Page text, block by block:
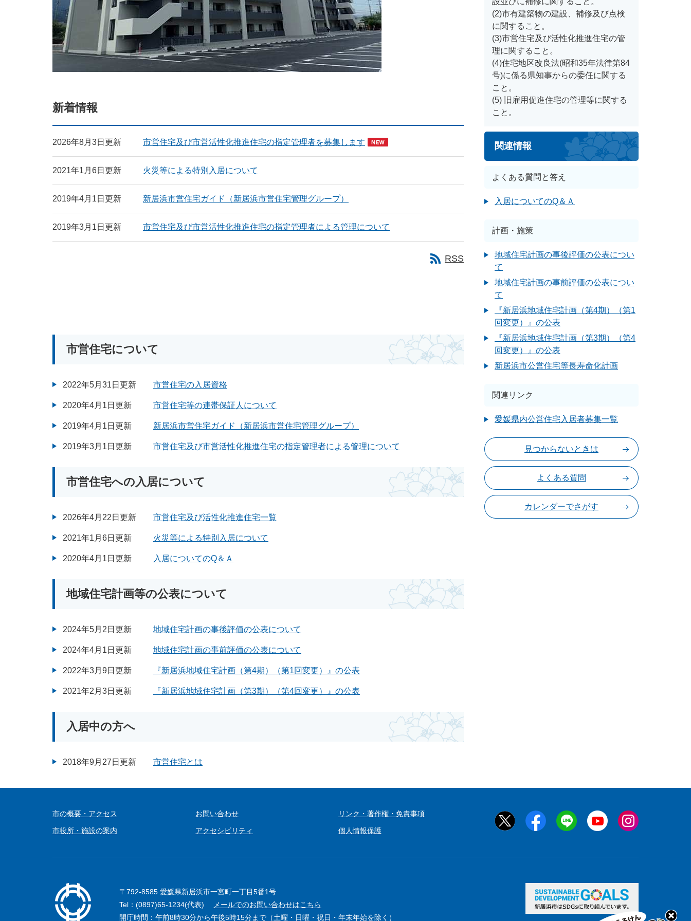
新着情報
2026年8月3日更新 市営住宅及び市営活性化推進住宅の指定管理者を募集します
2021年1月6日更新 火災等による特別入居について
2019年4月1日更新 新居浜市営住宅ガイド（新居浜市営住宅管理グループ）
2019年3月1日更新 市営住宅及び市営活性化推進住宅の指定管理者による管理について
RSS
市営住宅について
2022年5月31日更新 市営住宅の入居資格
2020年4月1日更新 市営住宅等の連帯保証人について
2019年4月1日更新 新居浜市営住宅ガイド（新居浜市営住宅管理グループ）
2019年3月1日更新 市営住宅及び市営活性化推進住宅の指定管理者による管理について
市営住宅への入居について
2026年4月22日更新 市営住宅及び活性化推進住宅一覧
2021年1月6日更新 火災等による特別入居について
2020年4月1日更新 入居についてのQ＆Ａ
地域住宅計画等の公表について
2024年5月2日更新 地域住宅計画の事後評価の公表について
2024年4月1日更新 地域住宅計画の事前評価の公表について
2022年3月9日更新 『新居浜地域住宅計画（第4期）（第1回変更）』の公表
2021年2月3日更新 『新居浜地域住宅計画（第3期）（第4回変更）』の公表
入居中の方へ
2018年9月27日更新 市営住宅とは
(2)市有建築物の建設、補修及び点検
に関すること。
(3)市営住宅及び活性化推進住宅の管
理に関すること。
(4)住宅地区改良法(昭和35年法律第84
号)に係る県知事からの委任に関する
こと。
(5) 旧雇用促進住宅の管理等に関する
こと。
関連情報
よくある質問と答え
入居についてのQ＆Ａ
計画・施策
地域住宅計画の事後評価の公表につい
て
地域住宅計画の事前評価の公表につい
て
『新居浜地域住宅計画（第4期）（第1
回変更）』の公表
『新居浜地域住宅計画（第3期）（第4
回変更）』の公表
新居浜市公営住宅等長寿命化計画
関連リンク
愛媛県内公営住宅入居者募集一覧
見つからないときは
よくある質問
カレンダーでさがす
市の概要・アクセス
市役所・施設の案内
お問い合わせ
アクセシビリティ
リンク・著作権・免責事項
個人情報保護
〒792-8585 愛媛県新居浜市一宮町一丁目5番1号
Tel：(0897)65-1234(代表)
メールでのお問い合わせはこちら
開庁時間：午前8時30分から午後5時15分まで（土曜・日曜・祝日・年末年始を除く）